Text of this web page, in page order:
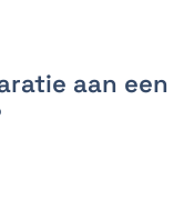
aan een